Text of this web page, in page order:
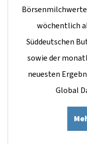
Börsenmilchwerte
wöchentlich
Süddeutschen
sowie der
neuesten
Global